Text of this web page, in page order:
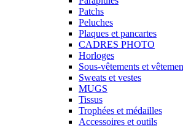
Patchs
Peluches
Plaques et pancartes
CADRES PHOTO
Horloges
Sous-vêtements et
Sweats et vestes
MUGS
Tissus
Trophées et médailles
Accessoires et outils